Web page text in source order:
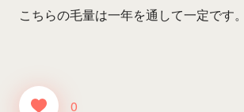
こちらの毛量は一年を通して一定です。
0